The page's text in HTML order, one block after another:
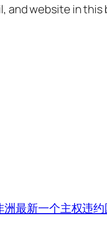
and website in
最新一个主权违